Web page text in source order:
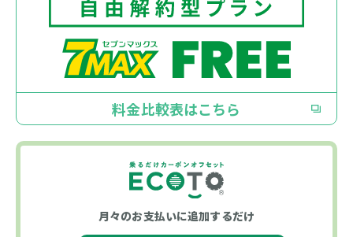
料金比較表はこちら
月々のお支払いに追加するだけ